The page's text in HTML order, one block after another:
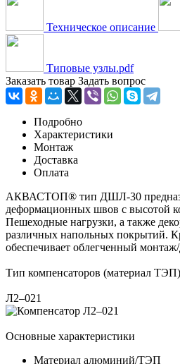
Техническое описание
Типовые узлы.pdf
Заказать товар Задать вопрос
Подробно
Характеристики
Монтаж
Доставка
Оплата
АКВАСТОП® тип ДШЛ-30
деформационных швов с высотой
Пешеходные нагрузки, а также
различных напольных покрытий.
обеспечивает облегченный
Тип компенсаторов (материал ТЭП)
Л2–021
Основные характеристики
Материал алюминий/ТЭП